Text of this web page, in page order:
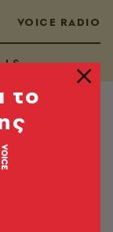
VOICE RADIO
το